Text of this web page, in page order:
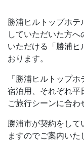
勝浦ヒルトップホテ
していただいた方
いただける「勝浦ヒ
おります。
「勝浦ヒルトップ
宿泊用、それぞれ平
ご旅行シーンに合わ
勝浦市が契約をして
ますのでご案内いた